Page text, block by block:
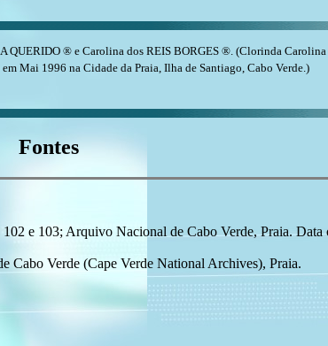
® e Carolina dos REIS BORGES ®. (Clorinda
Mai 1996 na Cidade da Praia, Ilha de Santiago, Cabo Verde.)
Fontes
e 103; Arquivo Nacional de Cabo Verde, Praia. Data
Cabo Verde (Cape Verde National Archives), Praia.